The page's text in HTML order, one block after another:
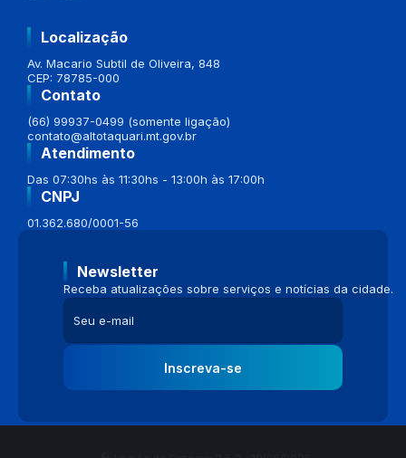
Localização
Av. Macario Subtil de Oliveira, 848
CEP: 78785-000
Contato
(66) 99937-0499 (somente ligação)
contato@altotaquari.mt.gov.br
Atendimento
Das 07:30hs às 11:30hs - 13:00h às 17:00h
CNPJ
01.362.680/0001-56
Newsletter
Receba atualizações sobre serviços e notícias da cidade.
Inscreva-se